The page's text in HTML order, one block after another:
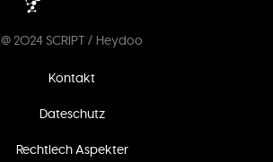
@ 2024 SCRIPT / Heydoo
Kontakt
Dateschutz
Rechtlech Aspekter